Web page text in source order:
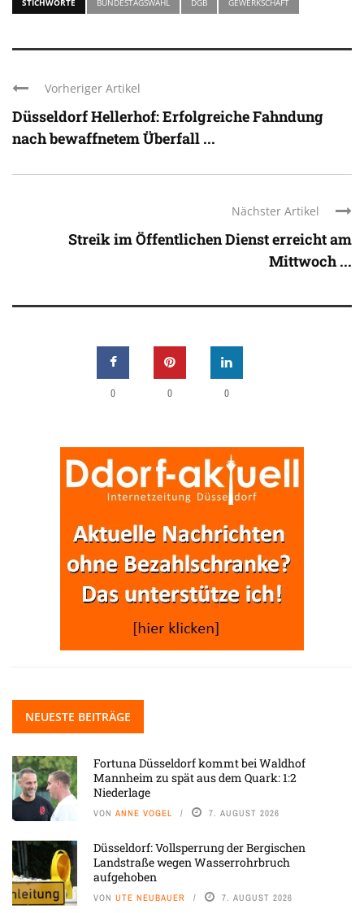
STICHWORTE BUNDESTAGSWAHL DGB GEWERKSCHAFT
Vorheriger Artikel
Düsseldorf Hellerhof: Erfolgreiche Fahndung
nach bewaffnetem Überfall ...
Nächster Artikel
Streik im Öffentlichen Dienst erreicht am
Mittwoch ...
0 0 0
NEUESTE BEITRÄGE
Fortuna Düsseldorf kommt bei Waldhof
Mannheim zu spät aus dem Quark: 1:2
Niederlage
VON ANNE VOGEL 7. AUGUST 2026
Düsseldorf: Vollsperrung der Bergischen
Landstraße wegen Wasserrohrbruch
aufgehoben
VON UTE NEUBAUER 7. AUGUST 2026